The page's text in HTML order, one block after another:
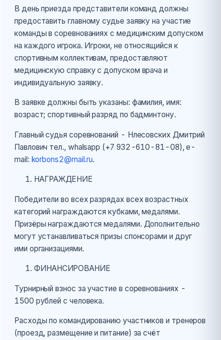
В день приезда представители команд должны
предоставить главному судье заявку на участие
команды в соревнованиях с медицинским допуском
на каждого игрока. Игроки, не относящийся к
спортивным коллективам, предоставляют
медицинскую справку с допуском врача и
индивидуальную заявку.
В заявке должны быть указаны: фамилия, имя:
возраст; спортивный разряд по бадминтону.
Главный судья соревнований - Нлесовских Дмитрий
Павлович тел., whalsapp (+7 932-610-81-08), e-
mail: korbons2@mail.ru.
НАГРАЖДЕНИЕ
Победители во всех разрядах всех возрастных
категорий награждаются кубками, медалями.
Призёры награждаются медалями. Дополнительно
могут устанавливаться призы спонсорами и друг
ими организациями.
ФИНАНСИРОВАНИЕ
Турнирный взнос за участие в соревнованиях -
1500 рублей с человека.
Расходы по командированию участников и тренеров
(проезд, размещение и питание) за счёт